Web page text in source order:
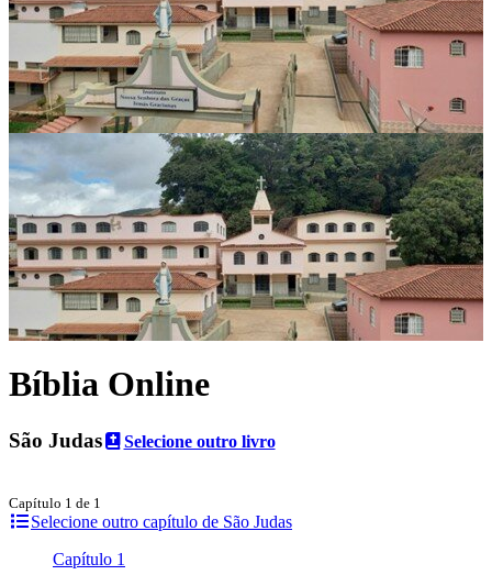
Bíblia Online
São Judas Selecione outro livro
Capítulo 1 de 1
Selecione outro capítulo de São Judas
Capítulo 1